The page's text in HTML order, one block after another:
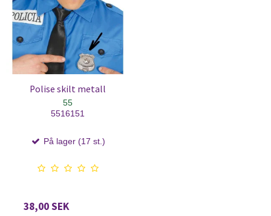
Polise skilt metall
55
5516151
På lager (17 st.)
38,00 SEK